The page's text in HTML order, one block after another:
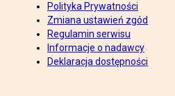
Polityka Prywatności
Zmiana ustawień zgód
Regulamin serwisu
Informacje o nadawcy
Deklaracja dostępności